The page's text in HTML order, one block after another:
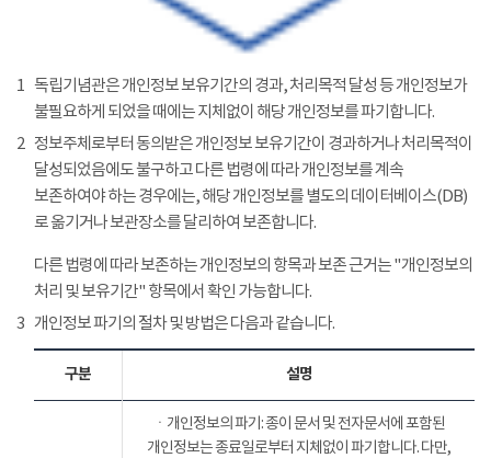
1 독립기념관은 개인정보 보유기간의 경과, 처리목적 달성 등 개인정보가
불필요하게 되었을 때에는 지체없이 해당 개인정보를 파기합니다.
2 정보주체로부터 동의받은 개인정보 보유기간이 경과하거나 처리목적이
달성되었음에도 불구하고 다른 법령에 따라 개인정보를 계속
보존하여야 하는 경우에는, 해당 개인정보를 별도의 데이터베이스(DB)
로 옮기거나 보관장소를 달리하여 보존합니다.
다른 법령에 따라 보존하는 개인정보의 항목과 보존 근거는 "개인정보의
처리 및 보유기간" 항목에서 확인 가능합니다.
3 개인정보 파기의 절차 및 방법은 다음과 같습니다.
구분 설명
ㆍ개인정보의 파기: 종이 문서 및 전자문서에 포함된
개인정보는 종료일로부터 지체없이 파기합니다. 다만,